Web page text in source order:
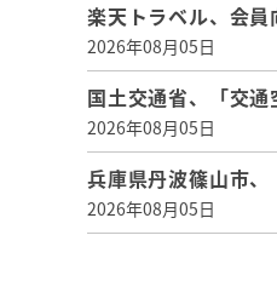
楽天トラベル、会
2026年08月05日
国土交通省、「交
2026年08月05日
兵庫県丹波篠山市
2026年08月05日